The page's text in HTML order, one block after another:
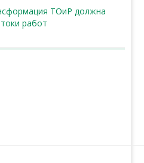
ТОиР должна
работ